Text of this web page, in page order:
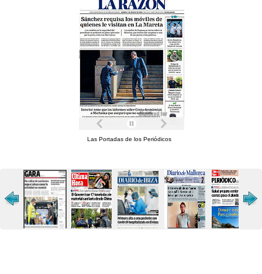
Las Portadas de los Periódicos